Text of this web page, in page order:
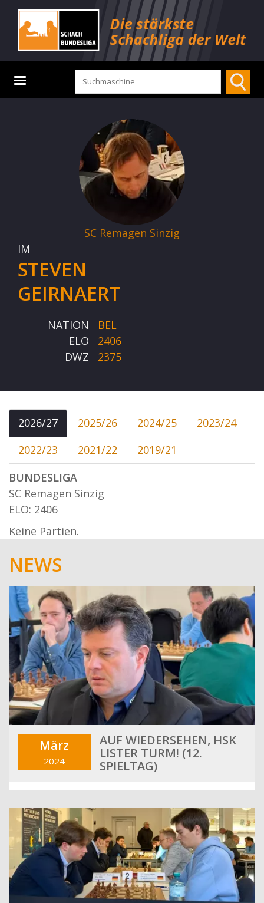
SC Remagen Sinzig
IM
STEVEN
GEIRNAERT
NATION
BEL
ELO
2406
DWZ
2375
2026/27 2025/26 2024/25
2023/24
2022/23
2021/22
2019/21
BUNDESLIGA
SC Remagen Sinzig
ELO: 2406
Keine Partien.
NEWS
März
2024
AUF WIEDERSEHEN, HSK
LISTER TURM! (12.
SPIELTAG)